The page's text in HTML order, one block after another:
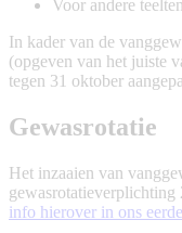
Voor andere
In kader van de
(opgeven van het juiste
tegen 31 oktober
Gewasrotatie
Het inzaaien van
info hierover in ons